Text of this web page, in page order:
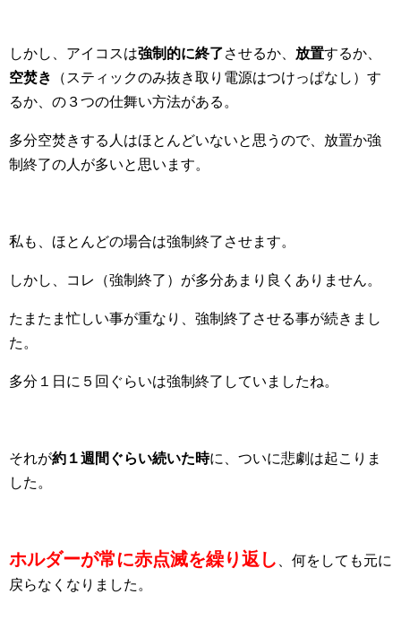
しかし、アイコスは強制的に終了させるか、 放置するか、
空焚き
（スティックのみ抜き取り電源はつけっぱなし）す
るか、の３つの仕舞い方法がある。
多分空焚きする人はほとんどいないと思うので、放置か強
制終了の人が多いと思います。
私も、ほとんどの場合は強制終了させます。
しかし、コレ（強制終了）が多分あまり良くありません。
たまたま忙しい事が重なり、強制終了させる事が続きまし
た。
多分１日に５回ぐらいは強制終了していましたね。
それが約１週間ぐらい続いた時に、ついに悲劇は起こりま
した。
ホルダーが常に赤点滅を繰り返し
、何をしても元に
戻らなくなりました。